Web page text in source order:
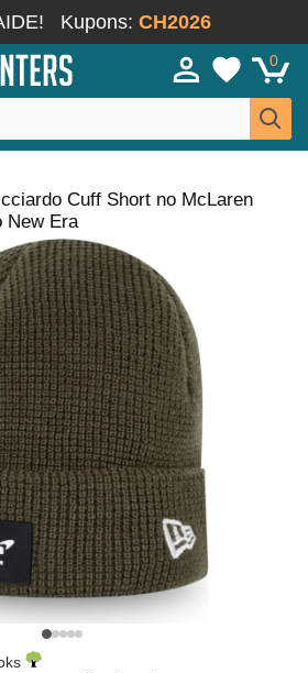
Kupons: CH2026
0
Cuff Short no McLaren
New Era